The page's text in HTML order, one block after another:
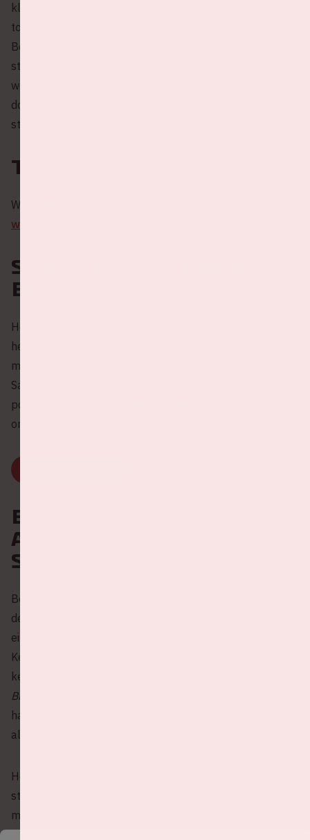
kleine bedrijven ondersteund met een gift van in het
totaal een miljoen dollar. Daarnaast ondersteunt
BeyGOOD studenten. Tijdens de tour zullen er in tien
steden aan hogescholen en universiteiten studiebeurzen
worden uitgereikt. Elke school krijgt honderdduizend
dollar en selecteert zelf de studenten die van deze
studiebeurs gebruik mogen maken.
Tickets
Wil je kijken of je tickets kan bemachtigen? Via de
website van Mojo
Samen rijden naar
Beyoncé
Help mee met het reduceren van CO2-uitstoot rondom
het Beyoncé concert 💚 Deel nu jouw lege autostoel(en)
met andere fans of kies een rit uit om mee te rijden.
Samen rijden is veel gezelliger, beter voor je
portemonnee én natuurlijk het milieu. Druk snel op
onderstaande knop.
Beyoncé: een
Amerikaanse
superster
Beyoncé is één van de meest populaire zangeressen van
de 21e eeuw. Haar zangcarrière begon op te bloeien in
eind jaren '90 in de popgroep Destiny's Child samen met
Kelly Lowland en Michelle Williams. Je kan deze groep
kennen van nummers als
Bills
haar eerste album
als
Het is al een tijd geleden sinds Beyoncé in de ArenA
stond. De laatste keer was in 2018! Toen stond ze hier
met haar man Jay-Z. Maar na vijf jaar wachten is het